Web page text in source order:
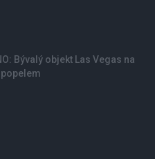
Bývalý objekt Las Vegas na